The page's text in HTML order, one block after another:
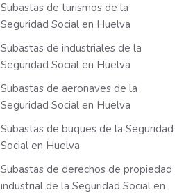
Subastas de turismos de la
Seguridad Social en Huelva
Subastas de industriales de la
Seguridad Social en Huelva
Subastas de aeronaves de la
Seguridad Social en Huelva
Subastas de buques de la Seguridad
Social en Huelva
Subastas de derechos de propiedad
industrial de la Seguridad Social en